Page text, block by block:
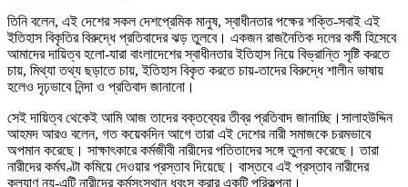
তিনি বলেন, এই দেশের সকল দেশপ্রেমিক মানুষ, স্বাধীনতার পক্ষের শক্তি-সবাই এই
ইতিহাস বিকৃতির বিরুদ্ধে প্রতিবাদের ঝড় তুলবে। একজন রাজনৈতিক দলের কর্মী হিসেবে
আমাদের দায়িত্ব হলো-যারা বাংলাদেশের স্বাধীনতার ইতিহাস নিয়ে বিভ্রান্তি সৃষ্টি করতে
চায়, মিথ্যা তথ্য ছড়াতে চায়, ইতিহাস বিকৃত করতে চায়-তাদের বিরুদ্ধে শালীন ভাষায়
হলেও দৃঢ়ভাবে নিন্দা ও প্রতিবাদ জানানো।
সেই দায়িত্ব থেকেই আমি আজ তাদের বক্তব্যের তীব্র প্রতিবাদ জানাচ্ছি।সালাহউদ্দিন
আহমদ আরও বলেন, গত কয়েকদিন আগে তারা এই দেশের নারী সমাজকে চরমভাবে
অপমান করেছে। সাক্ষাৎকারে কর্মজীবী নারীদের পতিতাদের সঙ্গে তুলনা করেছে। তারা
নারীদের কর্মঘণ্টা কমিয়ে দেওয়ার প্রস্তাব দিয়েছে। বাস্তবে এই প্রস্তাব নারীদের
কল্যাণ নয়-এটি নারীদের কর্মসংস্থান ধ্বংস করার একটি পরিকল্পনা।